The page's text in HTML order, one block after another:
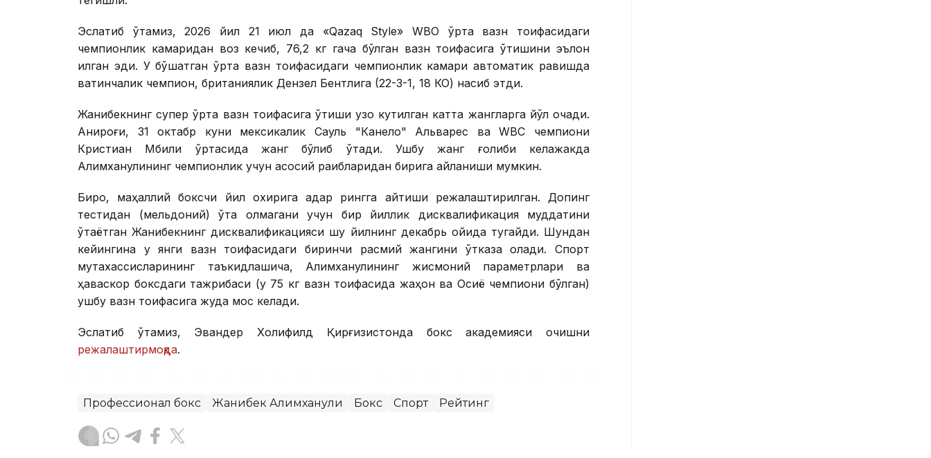
Эслатиб ўтамиз, 2026 йил 21 июл да «Qazaq Style» WВО ўрта вазн тоифасидаги
чемпионлик камаридан воз кечиб, 76,2 кг гача бўлган вазн тоифасига ўтишини эълон
қилган эди. У бўшатган ўрта вазн тоифасидаги чемпионлик камари автоматик равишда
вақтинчалик чемпион, британиялик Дензел Бентлига (22-3-1, 18 КО) насиб этди.
Жанибекнинг супер ўрта вазн тоифасига ўтиши узоқ кутилган катта жангларга йўл очади.
Аниқроғи, 31 октабр куни мексикалик Сауль "Канело" Альварес ва WВC чемпиони
Кристиан Мбили ўртасида жанг бўлиб ўтади. Ушбу жанг ғолиби келажакда
Алимханулининг чемпионлик учун асосий рақибларидан бирига айланиши мумкин.
Бироқ, маҳаллий боксчи йил охирига қадар рингга қайтиши режалаштирилган. Допинг
тестидан (мельдоний) ўта олмагани учун бир йиллик дисквалификация муддатини
ўтаётган Жанибекнинг дисквалификацияси шу йилнинг декабрь ойида тугайди. Шундан
кейингина у янги вазн тоифасидаги биринчи расмий жангини ўтказа олади. Спорт
мутахассисларининг таъкидлашича, Алимханулининг жисмоний параметрлари ва
ҳаваскор боксдаги тажрибаси (у 75 кг вазн тоифасида жаҳон ва Осиё чемпиони бўлган)
ушбу вазн тоифасига жуда мос келади.
Эслатиб ўтамиз, Эвандер Холифилд Қирғизистонда бокс академияси очишни
режалаштирмоқда.
Профессионал бокс Жанибек Алимханули Бокс Спорт Рейтинг